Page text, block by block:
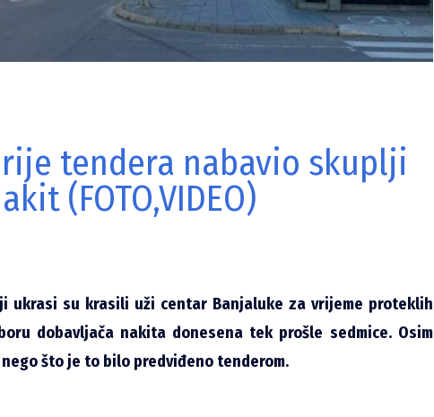
tendera nabavio skuplji
(FOTO,VIDEO)
ukrasi su krasili uži centar Banjaluke za vrijeme proteklih
dobavljača nakita donesena tek prošle sedmice. Osim
što je to bilo predviđeno tenderom.